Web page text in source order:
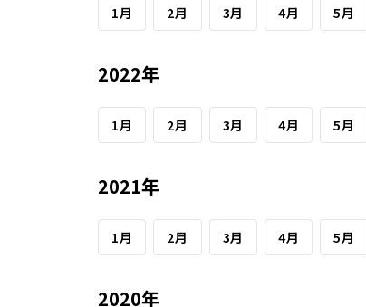
1月 2月 3月 4月 5月
2022年
1月 2月 3月 4月 5月
2021年
1月 2月 3月 4月 5月
2020年